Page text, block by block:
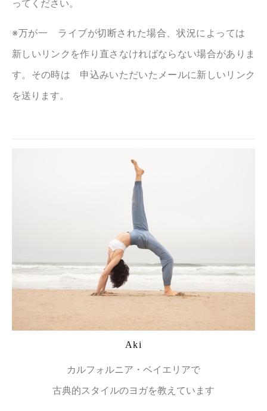
ってください。
※万が一 ライブが切断された場合、状況によっては
新しいリンクを作り直さなければならない場合がありま
す。その時は 申込みいただいたメールに新しいリンク
を送ります。
Aki
カルフォルニア・ベイエリアで
古典的スタイルのヨガを教えています